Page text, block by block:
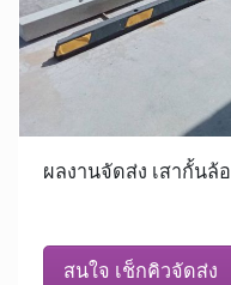
ผลงานจัดส่ง เสากั้นล้อ
สนใจ เช็กคิวจัดส่ง